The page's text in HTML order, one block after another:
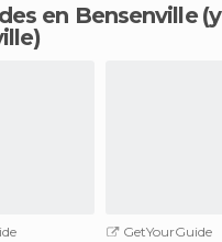
en Bensenville
GetYourGuide